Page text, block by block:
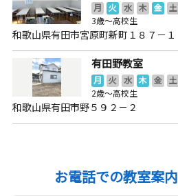
月 火 水 木 金 土
3歳～高校生
和歌山県有田市宮原町新町１８７－１
有田野教室
月 火 水 木 金 土
2歳～高校生
和歌山県有田市野５９２－２
お電話での教室案内